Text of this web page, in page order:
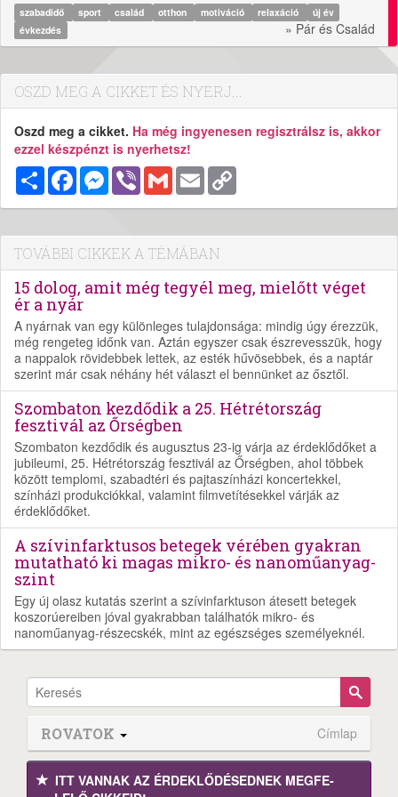
szabadidő sport család otthon motiváció relaxáció
új év
évkezdés
» Pár és Család
OSZD MEG A CIKKET ÉS NYERJ...
Oszd meg a cikket. Ha még ingyenesen regisztrálsz is, akkor
ezzel készpénzt is nyerhetsz!
MegosztásFacebookMessenger
Viber Gmail Email
TOVÁBBI CIKKEK A TÉMÁBAN
15 dolog, amit még tegyél meg, mielőtt véget
ér a nyár
A nyárnak van egy különleges tulajdonsága: mindig úgy érezzük,
még rengeteg időnk van. Aztán egyszer csak észrevesszük, hogy
a nappalok rövidebbek lettek, az esték hűvösebbek, és a naptár
szerint már csak néhány hét választ el bennünket az ősztől.
Szombaton kezdődik a 25. Hétrétország
fesztivál az Őrségben
Szombaton kezdődik és augusztus 23-ig várja az érdeklődőket a
jubileumi, 25. Hétrétország fesztivál az Őrségben, ahol többek
között templomi, szabadtéri és pajtaszínházi koncertekkel,
színházi produkciókkal, valamint filmvetítésekkel várják az
érdeklődőket.
A szívinfarktusos betegek vérében gyakran
mutatható ki magas mikro- és nanoműanyag-
szint
Egy új olasz kutatás szerint a szívinfarktuson átesett betegek
koszorúereiben jóval gyakrabban találhatók mikro- és
nanoműanyag-részecskék, mint az egészséges személyeknél.
ROVATOK Címlap
ITT VANNAK AZ ÉRDEK­LŐDÉ­SEDNEK MEGFE­